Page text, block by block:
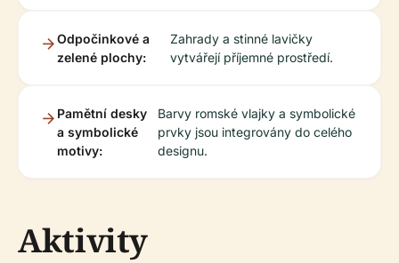
Odpočinkové a
zelené plochy:
Zahrady a stinné lavičky
vytvářejí příjemné prostředí.
Pamětní desky
a symbolické
motivy:
Barvy romské vlajky a symbolické
prvky jsou integrovány do celého
designu.
Aktivity